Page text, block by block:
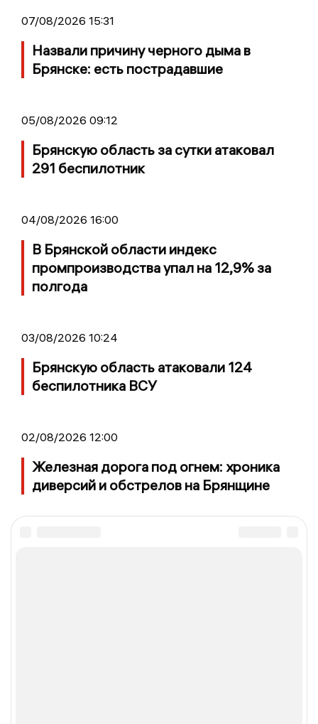
07/08/2026 15:31
Назвали причину черного дыма в
Брянске: есть пострадавшие
05/08/2026 09:12
Брянскую область за сутки атаковал
291 беспилотник
04/08/2026 16:00
В Брянской области индекс
промпроизводства упал на 12,9% за
полгода
03/08/2026 10:24
Брянскую область атаковали 124
беспилотника ВСУ
02/08/2026 12:00
Железная дорога под огнем: хроника
диверсий и обстрелов на Брянщине